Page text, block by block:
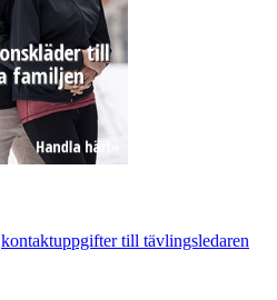
kontaktuppgifter till tävlingsledaren